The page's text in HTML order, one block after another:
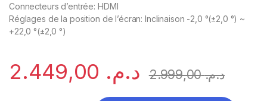
Connecteurs d’entrée: HDMI
Réglages de la position de l’écran: Inclinaison -2,0 °(±2,0 °) ~
+22,0 °(±2,0 °)
د.م. د.م.2.999,00